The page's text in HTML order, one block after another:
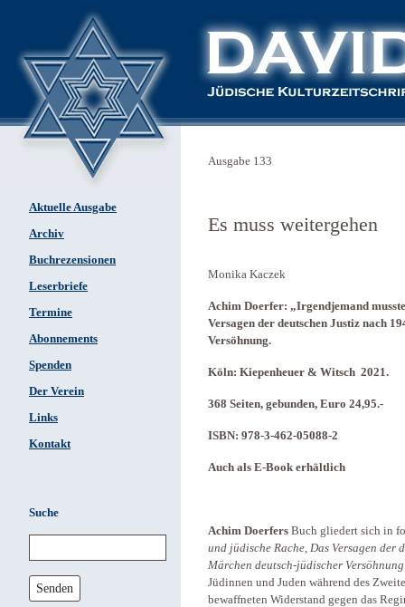
Aktuelle Ausgabe
Archiv
Buchrezensionen
Leserbriefe
Termine
Abonnements
Spenden
Der Verein
Links
Kontakt
Suche
Senden
Ausgabe 133
Es muss weitergehen
Monika Kaczek
Achim Doerfer: „Irgendjemand
Versagen der deutschen Justiz nach
Versöhnung.
Köln: Kiepenheuer & Witsch 2021.
368 Seiten, gebunden, Euro 24,95.-
ISBN: 978-3-462-05088-2
Auch als E-Book erhältlich
Achim Doerfers Buch gliedert sich in
und jüdische Rache, Das Versagen der
Märchen deutsch-jüdischer Versöhnung
Jüdinnen und Juden während des
bewaffneten Widerstand gegen das